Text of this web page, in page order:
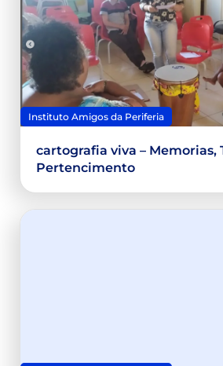
Instituto Amigos da Periferia
cartografia viva – Memorias,
Pertencimento